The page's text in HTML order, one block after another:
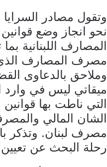
وتقول مصادر السرايا
نحو انجاز وضع
المصارف اللبنانية
مصرف المصارف
وملاحق بالدعاوى
ميقاتي ليس في
التي ناطت بها
الشان المالي
مصرف لبنان. وتذكر
رحلة البحث عن